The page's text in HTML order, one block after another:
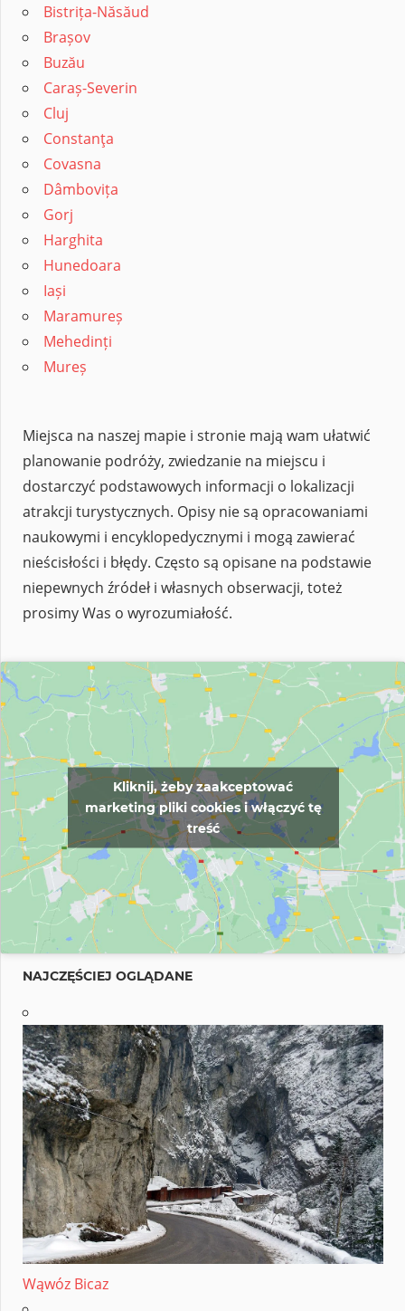
Bistrița-Năsăud
Brașov
Buzău
Caraș-Severin
Cluj
Constanţa
Covasna
Dâmbovița
Gorj
Harghita
Hunedoara
Iași
Maramureș
Mehedinți
Mureș
Miejsca na naszej mapie i stronie mają wam ułatwić
planowanie podróży, zwiedzanie na miejscu i
dostarczyć podstawowych informacji o lokalizacji
atrakcji turystycznych. Opisy nie są opracowaniami
naukowymi i encyklopedycznymi i mogą zawierać
nieścisłości i błędy. Często są opisane na podstawie
niepewnych źródeł i własnych obserwacji, toteż
prosimy Was o wyrozumiałość.
Kliknij, żeby zaakceptować
marketing pliki cookies i włączyć tę
treść
NAJCZĘŚCIEJ OGLĄDANE
Wąwóz Bicaz